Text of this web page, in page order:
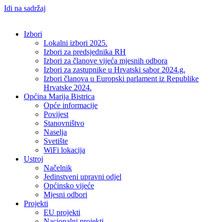
Idi na sadržaj
Izbori
Lokalni izbori 2025.
Izbori za predsjednika RH
Izbori za članove vijeća mjesnih odbora
Izbori za zastupnike u Hrvatski sabor 2024.g.
Izbori članova u Europski parlament iz Republike
Hrvatske 2024.
Općina Marija Bistrica
Opće informacije
Povijest
Stanovništvo
Naselja
Svetište
WiFi lokacija
Ustroj
Načelnik
Jedinstveni upravni odjel
Općinsko vijeće
Mjesni odbori
Projekti
EU projekti